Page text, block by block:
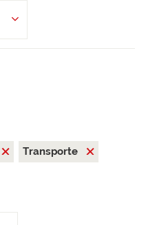
Transporte